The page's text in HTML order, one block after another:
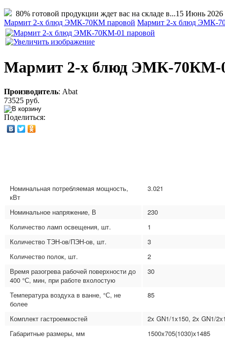
80% готовой продукции ждет вас на складе в...15 Июнь 2026
Мармит 2-х блюд ЭМК-70КМ паровой Мармит 2-х блюд ЭМК-
Мармит 2-х блюд ЭМК-70КМ-
Производитель: Abat
73525 руб.
Поделиться:
Номинальная потребляемая мощность,
кВт
3.021
Номинальное напряжение, В
230
Количество ламп освещения, шт.
1
Количество ТЭН-ов/ПЭН-ов, шт.
3
Количество полок, шт.
2
Время разогрева рабочей поверхности до
400 °С, мин, при работе вхолостую
30
Температура воздуха в ванне, °С, не
более
85
Комплект гастроемкостей
2x GN1/1x150, 2x GN1/
Габаритные размеры, мм
1500x705(1030)x1485